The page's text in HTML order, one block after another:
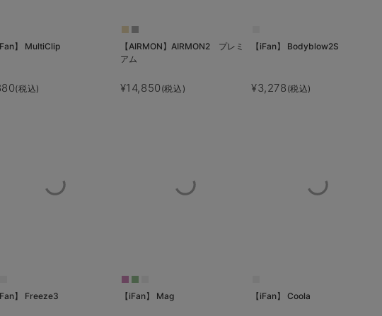
iFan】 MultiClip
(税込)
【AIRMON】AIRMON2 プレミ
アム
¥14,850 (税込)
【iFan】 Bodyblow2S
¥3,278 (税込)
iFan】 Freeze3 【iFan】 Mag 【iFan】 Coola